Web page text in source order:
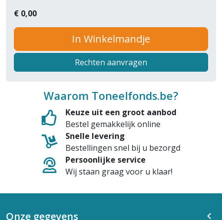
€ 0,00
In Winkelmandje
Rechten aanvragen
Waarom Toneelfonds.be?
Keuze uit een groot aanbod
Bestel gemakkelijk online
Snelle levering
Bestellingen snel bij u bezorgd
Persoonlijke service
Wij staan graag voor u klaar!
Onze gegevens